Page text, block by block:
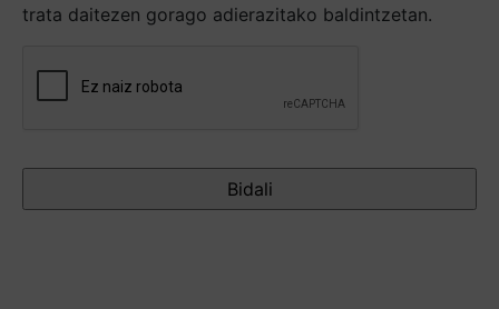
trata daitezen gorago adierazitako baldintzetan.